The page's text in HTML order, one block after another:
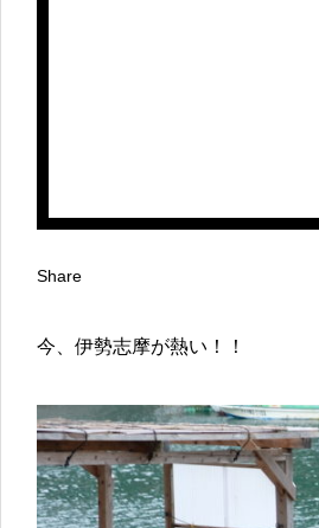
Share
今、伊勢志摩が熱い！！